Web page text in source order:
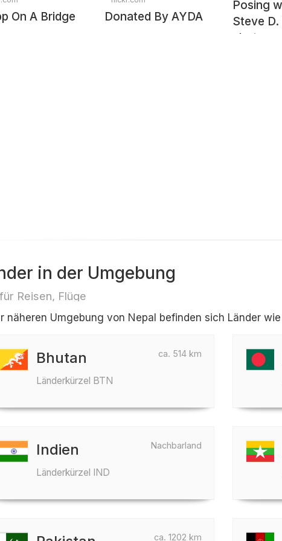
On A Bridge Donated By AYDA
Posing
Steve
in der Umgebung
Reisen, Flüge
näheren Umgebung von Nepal befinden sich Länder
ca. 514 km
Bhutan
Länderkürzel BTN
Nachbarland
Indien
Länderkürzel IND
ca. 1202 km